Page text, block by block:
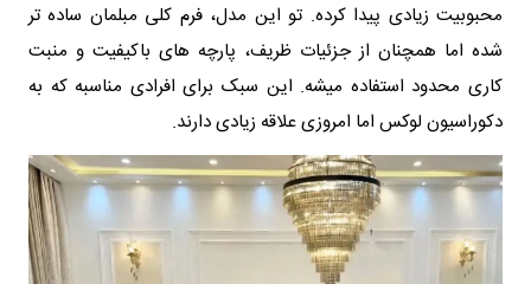
محبوبیت زیادی پیدا کرده. تو این مدل، فرم کلی مبلمان ساده تر
شده اما همچنان از جزئیات ظریف، پارچه های باکیفیت و منبت
کاری محدود استفاده میشه. این سبک برای افرادی مناسبه که به
دکوراسیون لوکس اما امروزی علاقه زیادی دارند.